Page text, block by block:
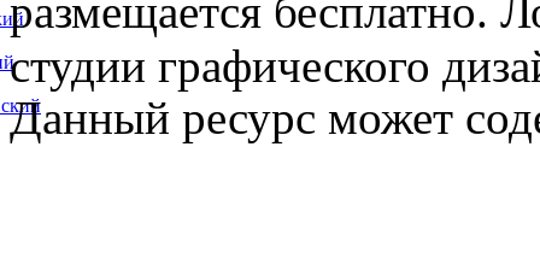
размещается бесплатно.
студии графического
Данный ресурс может